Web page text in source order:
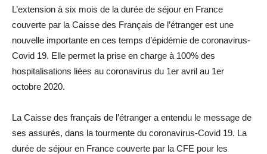
L’extension à six mois de la durée de séjour en France
couverte par la Caisse des Français de l’étranger est une
nouvelle importante en ces temps d’épidémie de coronavirus-
Covid 19. Elle permet la prise en charge à 100% des
hospitalisations liées au coronavirus du 1er avril au 1er
octobre 2020.
La Caisse des français de l’étranger a entendu le message de
ses assurés, dans la tourmente du coronavirus-Covid 19. La
durée de séjour en France couverte par la CFE pour les